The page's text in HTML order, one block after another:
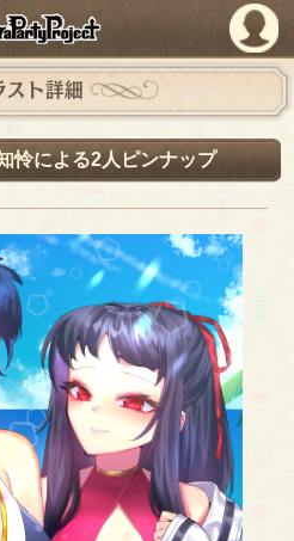
PandoraPartyProject
スト詳細
怜による2人ピンナップ